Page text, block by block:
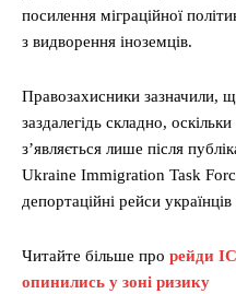
посилення міграційної
з видворення іноземців.
Правозахисники зазначили,
заздалегідь складно,
з’являється лише після
Ukraine Immigration Task
депортаційні рейси
Читайте більше про рейди
опинились у зоні ризику